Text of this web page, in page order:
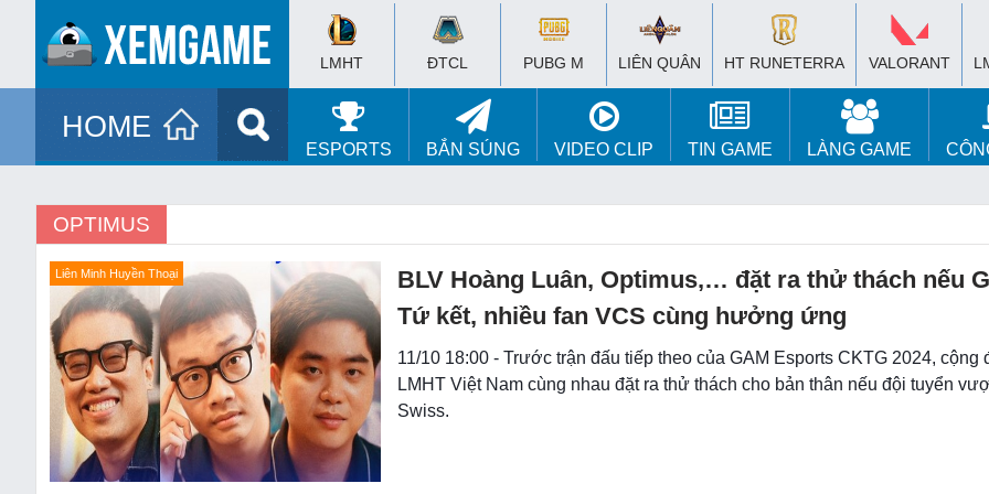
LMHT ĐTCL PUBG M LIÊN QUÂN HT RUNETERRA VALORANT
HOME
ESPORTS BẮN SÚNG VIDEO CLIP TIN GAME LÀNG GAME
OPTIMUS
Liên Minh Huyền Thoại
BLV Hoàng Luân, Optimus,… đặt ra thử thách nếu
Tứ kết, nhiều fan VCS cùng hưởng ứng
11/10 18:00 - Trước trận đấu tiếp theo của GAM Esports CKTG 2024, cộng
LMHT Việt Nam cùng nhau đặt ra thử thách cho bản thân nếu đội tuyển
Swiss.